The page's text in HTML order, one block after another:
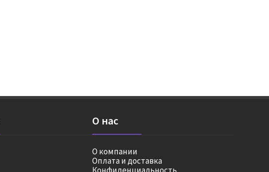
О нас
О компании
Оплата и доставка